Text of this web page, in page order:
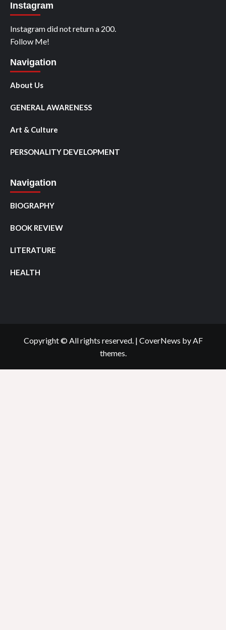
Instagram
Instagram did not return a 200.
Follow Me!
Navigation
About Us
GENERAL AWARENESS
Art & Culture
PERSONALITY DEVELOPMENT
Navigation
BIOGRAPHY
BOOK REVIEW
LITERATURE
HEALTH
Copyright © All rights reserved. | CoverNews by AF
themes.